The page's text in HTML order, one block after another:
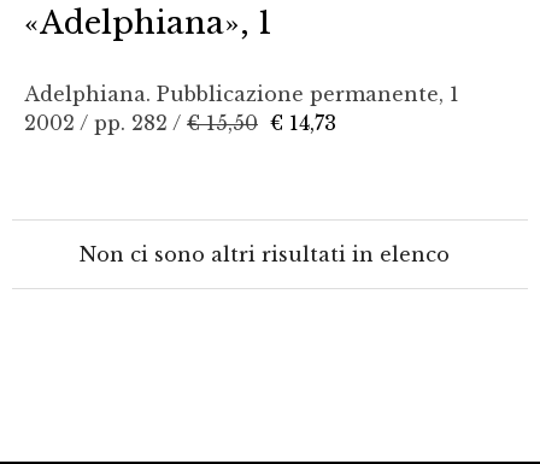
«Adelphiana», 1
Adelphiana. Pubblicazione permanente, 1
2002 / pp. 282 / € 15,50 € 14,73
Non ci sono altri risultati in elenco